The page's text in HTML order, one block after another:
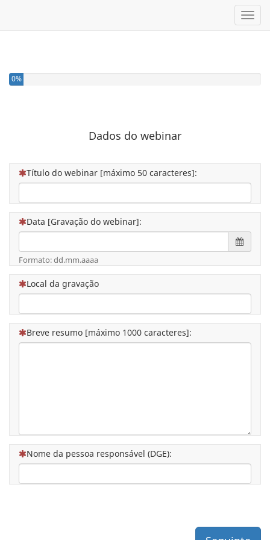
0%
Dados do webinar
(Esta questão é obrigatória)
Título do webinar [máximo 50 caracteres]:
(Esta questão é obrigatória)
Data [Gravação do webinar]:
Date in the format: dd.mm.aaaa
Open
Formato: dd.mm.aaaa
(Esta questão é obrigatória)
Local da gravação
(Esta questão é obrigatória)
Breve resumo [máximo 1000 caracteres]:
(Esta questão é obrigatória)
Nome da pessoa responsável (DGE):